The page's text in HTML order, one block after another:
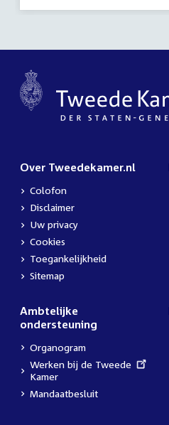
Over Tweedekamer.nl
Colofon
Disclaimer
Uw privacy
Cookies
Toegankelijkheid
Sitemap
Ambtelijke
ondersteuning
Organogram
External
link:
Werken bij de Tweede
Kamer
Mandaatbesluit